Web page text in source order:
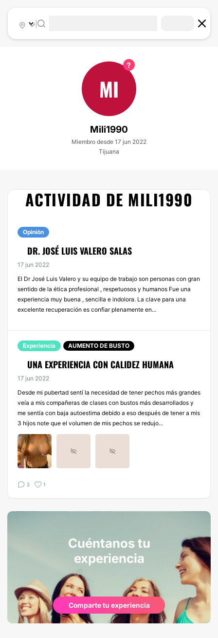
|
MI
Mili1990
Miembro desde 17 jun 2022
Tijuana
ACTIVIDAD DE MILI1990
Opinión
DR. JOSÉ LUIS VALERO SALAS
17 jun 2022
El Dr José Luis Valero y su equipo de trabajo son personas con gran
sentido de la ética profesional , respetuosos y humanos Fue una
experiencia muy buena , sencilla e indolora. La clave para una
excelente recuperación es confiar plenamente en...
Experiencia AUMENTO DE BUSTO
UNA EXPERIENCIA CON CALIDEZ HUMANA
17 jun 2022
Desde mi pubertad sentí la necesidad de tener pechos más grandes
veía a mis compañeras de clases con bustos más desarrollados y
me sentía con baja autoestima debido a eso después de tener a mis
3 hijos note que el volumen de mis pechos se redujo...
2 1
Cuéntanos tu
experiencia
Comparte tu experiencia